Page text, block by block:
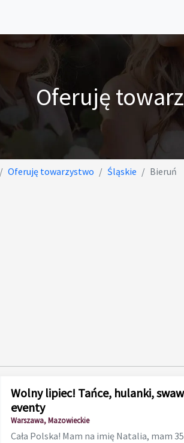
Oferuję
Oferuję towarzystwo Śląskie Bieruń
Wolny lipiec! Tańce, hulanki,
eventy
Warszawa, Mazowieckie
Cała Polska! Mam na imię Natalia, mam